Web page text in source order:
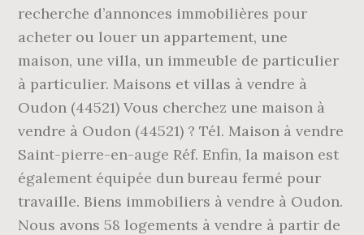
recherche d’annonces immobilières pour
acheter ou louer un appartement, une
maison, une villa, un immeuble de particulier
à particulier. Maisons et villas à vendre à
Oudon (44521) Vous cherchez une maison à
vendre à Oudon (44521) ? Tél. Maison à vendre
Saint-pierre-en-auge Réf. Enfin, la maison est
également équipée dun bureau fermé pour
travaille. Biens immobiliers à vendre à Oudon.
Nous avons 58 logements à vendre à partir de